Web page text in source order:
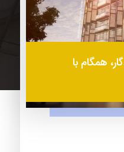
همگام با